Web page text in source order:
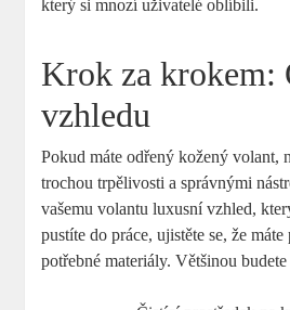
který si mnozí uživatelé oblíbili.
Krok za krokem:
vzhledu
Pokud máte odřený kožený volant,
trochou trpělivosti a správnými
vašemu volantu luxusní vzhled,
pustíte do práce, ujistěte se, že
potřebné materiály. Většinou